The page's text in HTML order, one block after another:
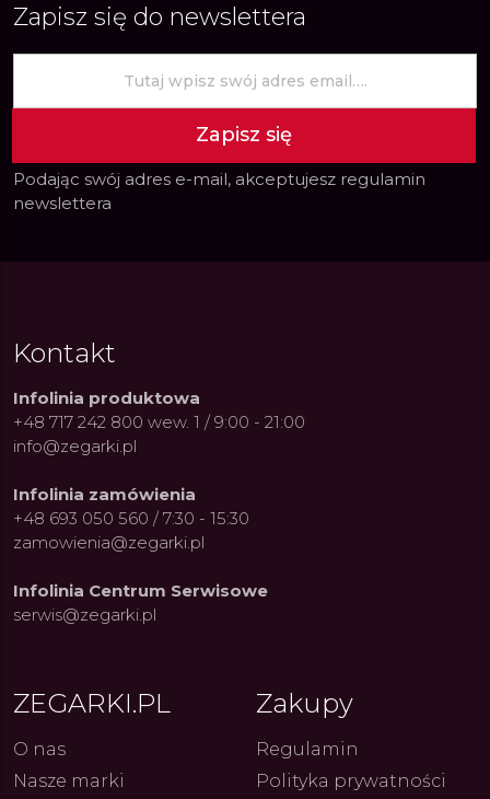
Zapisz się do newslettera
Zapisz się
Podając swój adres e-mail, akceptujesz regulamin
newslettera
Kontakt
Infolinia produktowa
+48 717 242 800 wew. 1 / 9:00 - 21:00
info@zegarki.pl
Infolinia zamówienia
+48 693 050 560 / 7:30 - 15:30
zamowienia@zegarki.pl
Infolinia Centrum Serwisowe
serwis@zegarki.pl
ZEGARKI.PL
O nas
Nasze marki
Zakupy
Regulamin
Polityka prywatności